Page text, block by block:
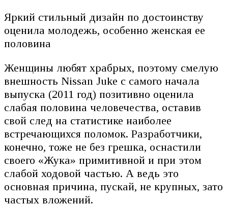
Яркий стильный дизайн по достоинству
оценила молодежь, особенно женская ее
половина
Женщины любят храбрых, поэтому смелую
внешность Nissan Juke с самого начала
выпуска (2011 год) позитивно оценила
слабая половина человечества, оставив
свой след на статистике наиболее
встречающихся поломок. Разработчики,
конечно, тоже не без грешка, оснастили
своего «Жука» примитивной и при этом
слабой ходовой частью. А ведь это
основная причина, пускай, не крупных, зато
частых вложений.